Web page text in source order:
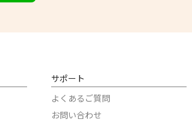
サポート
よくあるご質問
お問い合わせ